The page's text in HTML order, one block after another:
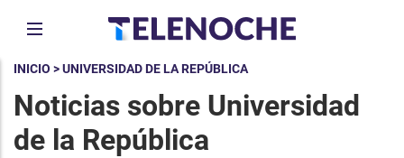
INICIO > UNIVERSIDAD DE LA REPÚBLICA
Noticias sobre Universidad
de la República